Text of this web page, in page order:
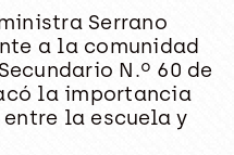
Serrano
a la comunidad
N.º 60 de
la importancia
la escuela y